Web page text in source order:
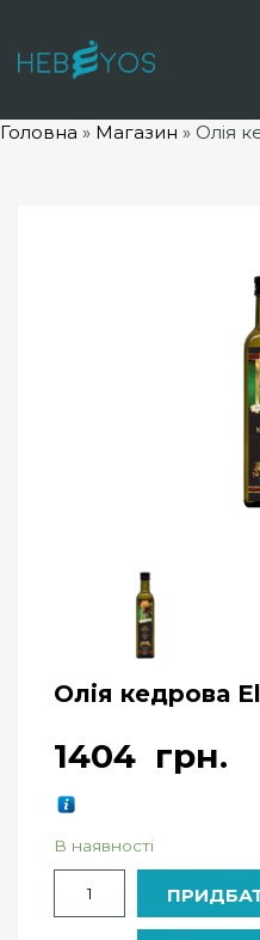
Головна » Магазин » Олія
Олія кедрова
1404 грн.
В наявності